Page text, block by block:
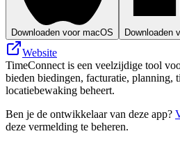
Downloaden voor macOS Downloaden
Website
TimeConnect is een veelzijdige tool
bieden biedingen, facturatie, planning,
locatiebewaking beheert.
Ben je de ontwikkelaar van deze app?
deze vermelding te beheren.